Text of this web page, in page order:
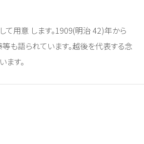
用意 します。1909(明治 42)年から
も語られています。越後を代表する念
す。